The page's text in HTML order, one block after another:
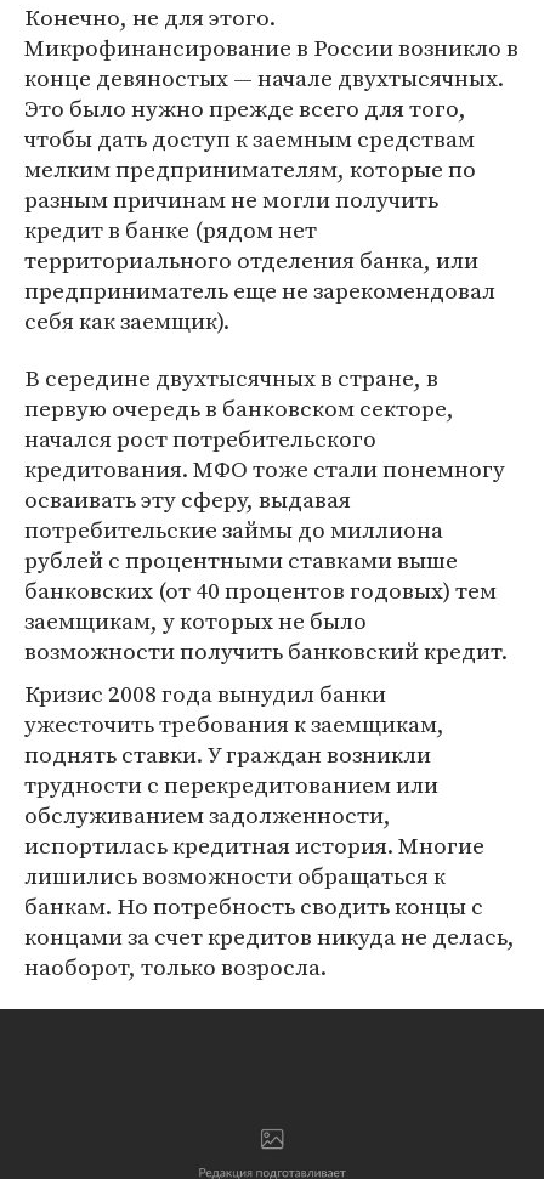
Конечно, не для этого.
Микрофинансирование в России возникло в
конце девяностых — начале двухтысячных.
Это было нужно прежде всего для того,
чтобы дать доступ к заемным средствам
мелким предпринимателям, которые по
разным причинам не могли получить
кредит в банке (рядом нет
территориального отделения банка, или
предприниматель еще не зарекомендовал
себя как заемщик).
В середине двухтысячных в стране, в
первую очередь в банковском секторе,
начался рост потребительского
кредитования. МФО тоже стали понемногу
осваивать эту сферу, выдавая
потребительские займы до миллиона
рублей с процентными ставками выше
банковских (от 40 процентов годовых) тем
заемщикам, у которых не было
возможности получить банковский кредит.
Кризис 2008 года вынудил банки
ужесточить требования к заемщикам,
поднять ставки. У граждан возникли
трудности с перекредитованием или
обслуживанием задолженности,
испортилась кредитная история. Многие
лишились возможности обращаться к
банкам. Но потребность сводить концы с
концами за счет кредитов никуда не делась,
наоборот, только возросла.